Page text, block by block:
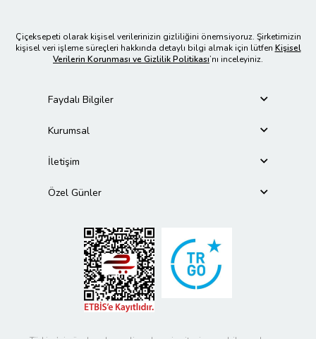
Çiçeksepeti olarak kişisel verilerinizin gizliliğini önemsiyoruz. Şirketimizin
kişisel veri işleme süreçleri hakkında detaylı bilgi almak için lütfen Kişisel
Verilerin Korunması ve Gizlilik Politikası’nı inceleyiniz.
Faydalı Bilgiler
Kurumsal
İletişim
Özel Günler